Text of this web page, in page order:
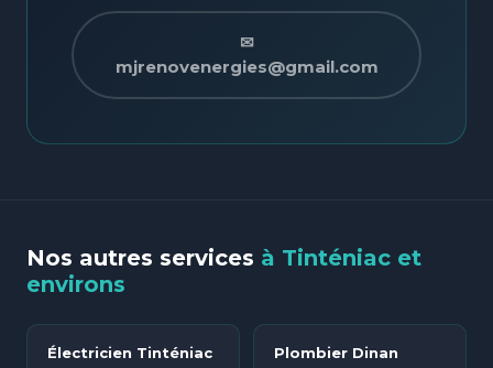
✉
mjrenovenergies@gmail.com
Nos autres services à Tinténiac et
environs
Électricien Tinténiac Plombier Dinan